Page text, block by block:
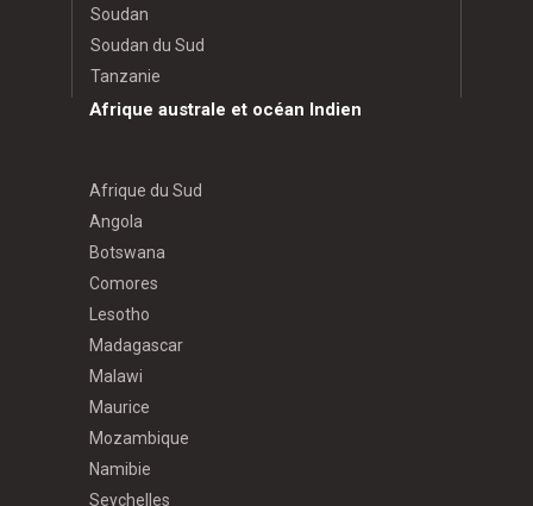
Soudan
Soudan du Sud
Tanzanie
Afrique australe et océan Indien
Afrique du Sud
Angola
Botswana
Comores
Lesotho
Madagascar
Malawi
Maurice
Mozambique
Namibie
Seychelles